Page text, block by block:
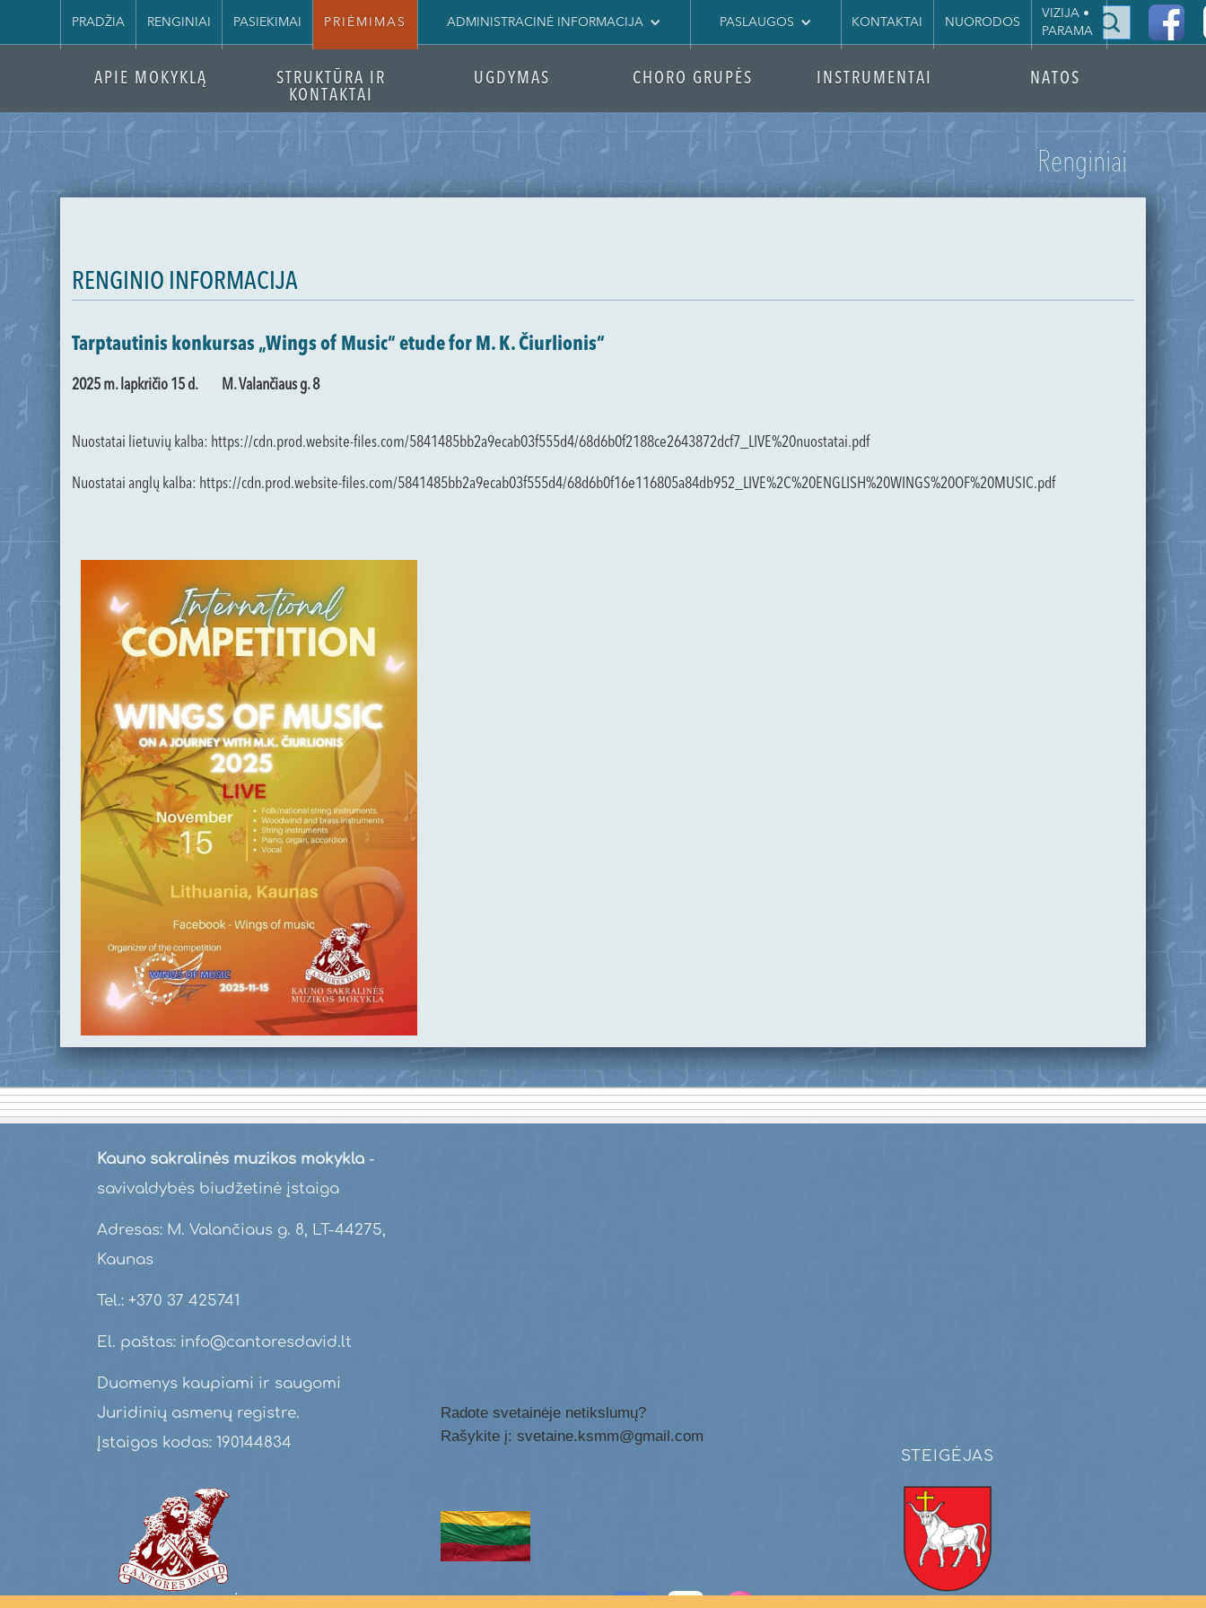
PRADŽIA RENGINIAI PASIEKIMAI PRIĖMIMAS ADMINISTRACINĖ INFORMACIJA PASLAUGOS KONTAKTAI NUORODOS
VIZIJA •
PARAMA
|
APIE MOKYKLĄ
STRUKTŪRA IR
KONTAKTAI
UGDYMAS CHORO GRUPĖS INSTRUMENTAI NATOS
Renginiai
RENGINIO INFORMACIJA
Tarptautinis konkursas „Wings of Music“ etude for M. K. Čiurlionis“
2025 m. lapkričio 15 d. M. Valančiaus g. 8
Nuostatai lietuvių kalba: https://cdn.prod.website-files.com/5841485bb2a9ecab03f555d4/68d6b0f2188ce2643872dcf7_LIVE%20nuostatai.pdf
Nuostatai anglų kalba: https://cdn.prod.website-files.com/5841485bb2a9ecab03f555d4/68d6b0f16e116805a84db952_LIVE%2C%20ENGLISH%20WINGS%20OF%20MUSIC.pdf
Kauno sakralinės muzikos mokykla-
savivaldybės biudžetinė įstaiga
Adresas: M. Valančiaus g. 8, LT-44275,
Kaunas
Tel.: +370 37 425741
El. paštas: info@cantoresdavid.lt
Duomenys kaupiami ir saugomi
Juridinių asmenų registre.
Įstaigos kodas: 190144834
Radote svetainėje netikslumų?
Rašykite į: svetaine.ksmm@gmail.com
STEIGĖJAS